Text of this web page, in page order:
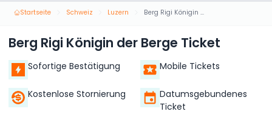
Startseite Schweiz Luzern Berg Rigi Königin der Berge Ticket
Berg Rigi Königin der Berge Ticket
Sofortige Bestätigung Mobile Tickets
Kostenlose Stornierung
Datumsgebundenes
Ticket